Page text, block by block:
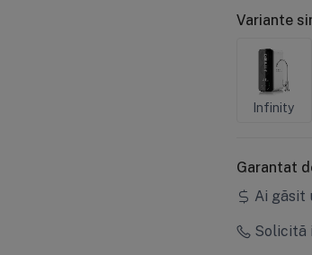
Variante
Infinity
Garantat
Ai găsit
Solicită